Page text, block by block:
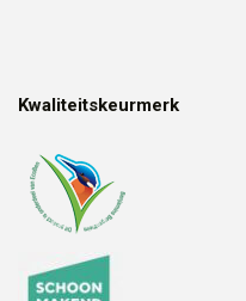
Kwaliteitskeurmerk